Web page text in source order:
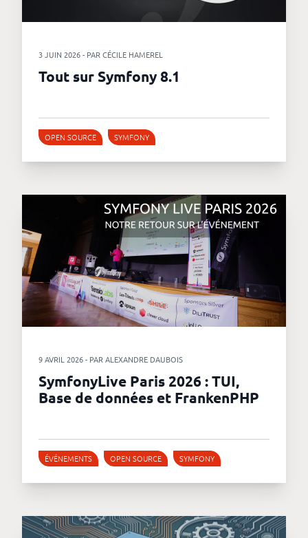
Platform
Conference
Le
blog
3 JUIN 2026 - PAR CÉCILE HAMEREL
Tout sur Symfony 8.1
OPEN SOURCE SYMFONY
9 AVRIL 2026 - PAR ALEXANDRE DAUBOIS
SymfonyLive Paris 2026 : TUI,
Base de données et FrankenPHP
ÉVÉNEMENTS OPEN SOURCE SYMFONY